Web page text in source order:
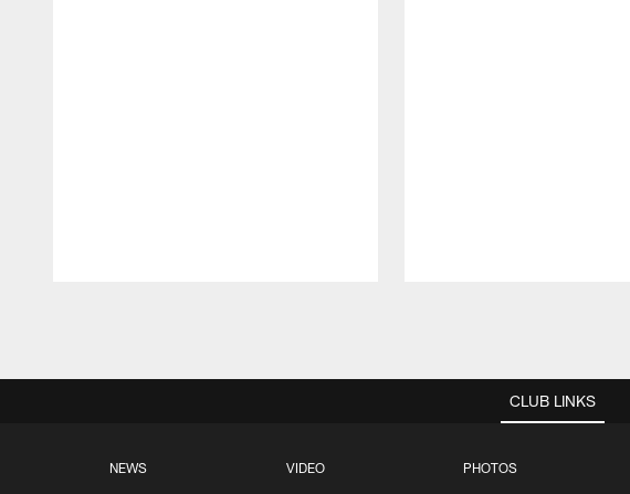
CLUB LINKS
NEWS VIDEO PHOTOS